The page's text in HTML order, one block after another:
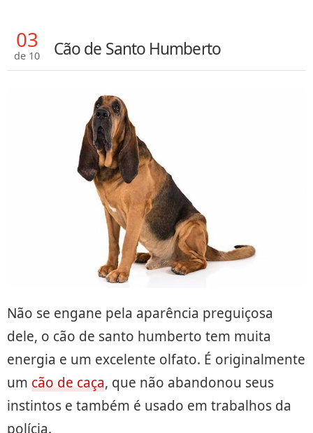
03
de 10 Cão de Santo Humberto
Não se engane pela aparência preguiçosa
dele, o cão de santo humberto tem muita
energia e um excelente olfato. É originalmente
um cão de caça, que não abandonou seus
instintos e também é usado em trabalhos da
polícia.